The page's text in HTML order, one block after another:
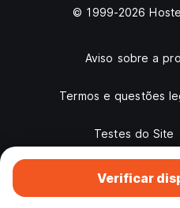
Verificar
© 1999-2026
Aviso sobre a
Termos e questões
Testes do Site